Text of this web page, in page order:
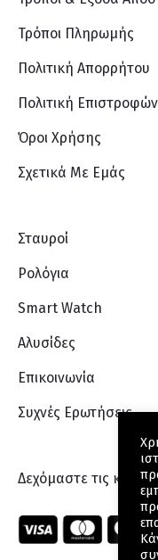
Τρόποι Πληρωμής
Πολιτική Απορρήτου
Πολιτική Επιστροφών
Όροι Χρήσης
Σχετικά Με Eμάς
Σταυροί
Ρολόγια
Smart Watch
Αλυσίδες
Επικοινωνία
Συχνές Ερωτήσεις
Δεχόμαστε τις